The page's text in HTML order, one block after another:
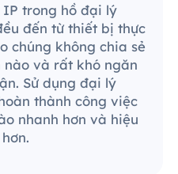
trong hồ đại lý
đến từ thiết bị thực
chúng không chia sẻ
và rất khó ngăn
Sử dụng đại lý
thành công việc
nhanh hơn và hiệu